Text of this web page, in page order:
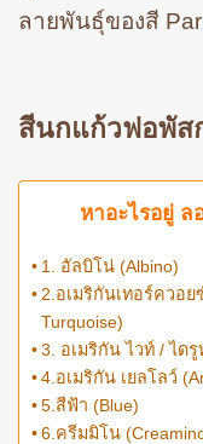
ลายพันธุ์ของสี
สีนกแก้วฟอพัส
หาอะไรอยู่
1. อัลบิโน่ (Albino)
2.อเมริกันเทอร์ควอ
Turquoise)
3. อเมริกัน ไวท์ / ได
4.อเมริกัน เยลโลว์
5.สีฟ้า (Blue)
6.ครีมมิโน